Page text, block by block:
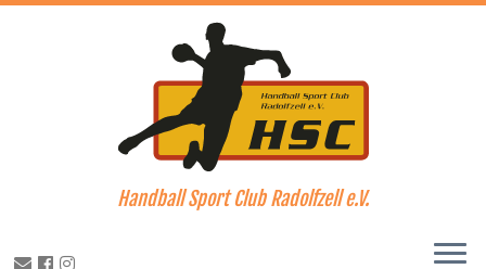
Handball Sport Club Radolfzell e.V.